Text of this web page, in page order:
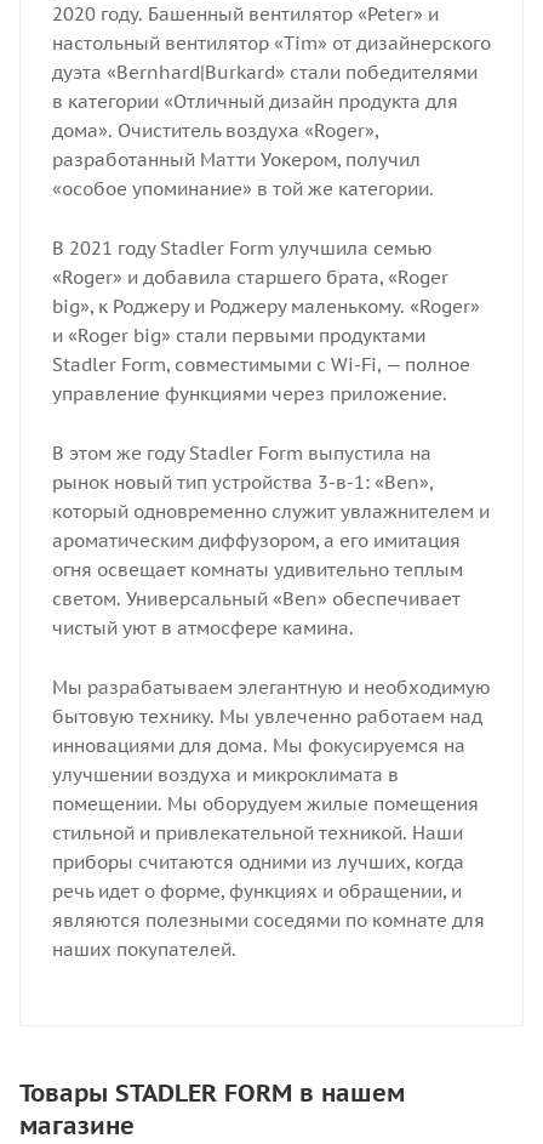
2020 году. Башенный вентилятор «Peter» и
настольный вентилятор «Tim» от дизайнерского
дуэта «Bernhard|Burkard» стали победителями
в категории «Отличный дизайн продукта для
дома». Очиститель воздуха «Roger»,
разработанный Матти Уокером, получил
«особое упоминание» в той же категории.
В 2021 году Stadler Form улучшила семью
«Roger» и добавила старшего брата, «Roger
big», к Роджеру и Роджеру маленькому. «Roger»
и «Roger big» стали первыми продуктами
Stadler Form, совместимыми с Wi-Fi, — полное
управление функциями через приложение.
В этом же году Stadler Form выпустила на
рынок новый тип устройства 3-в-1: «Ben»,
который одновременно служит увлажнителем и
ароматическим диффузором, а его имитация
огня освещает комнаты удивительно теплым
светом. Универсальный «Ben» обеспечивает
чистый уют в атмосфере камина.
Мы разрабатываем элегантную и необходимую
бытовую технику. Мы увлеченно работаем над
инновациями для дома. Мы фокусируемся на
улучшении воздуха и микроклимата в
помещении. Мы оборудуем жилые помещения
стильной и привлекательной техникой. Наши
приборы считаются одними из лучших, когда
речь идет о форме, функциях и обращении, и
являются полезными соседями по комнате для
наших покупателей.
Товары STADLER FORM в нашем
магазине